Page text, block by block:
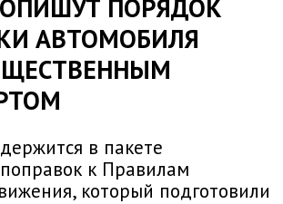
ПОРЯДОК
АВТОМОБИЛЯ
в пакете
к Правилам
который подготовили